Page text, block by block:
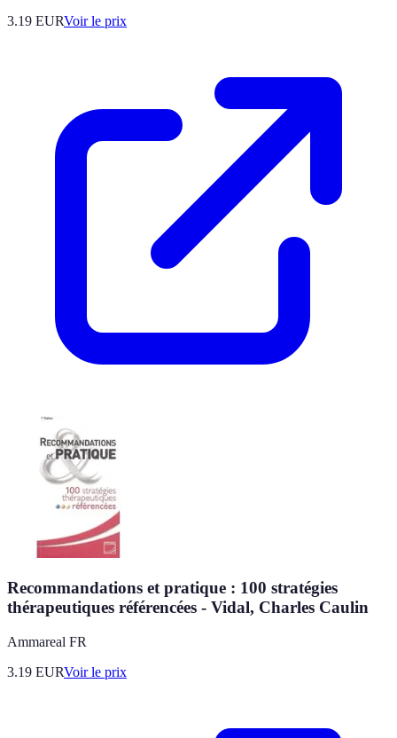
3.19 EURVoir le prix
Recommandations et pratique : 100 stratégies
thérapeutiques référencées - Vidal, Charles Caulin
Ammareal FR
3.19 EURVoir le prix